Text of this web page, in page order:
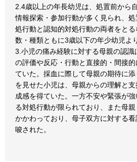
2.4歳以上の年長幼児は、処置前から
情報探索・参加行動が多く見られ、
処行動と認知的対処行動の両者をと
数・種類ともに3歳以下の年少幼児よ
3.小児の痛み経験に対する母親の認識
の評価や反応・行動と直接的・間接
ていた。採血に際して母親の期待に
を見せた小児は、母親からの理解と
成感を得ていた。一方不安や緊張が
る対処行動が限られており、また母
かかわっており、母子双方に対する
唆された。